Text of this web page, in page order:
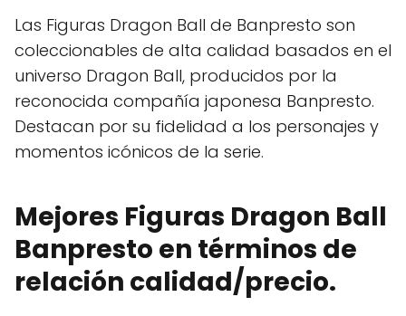
Las Figuras Dragon Ball de Banpresto son
coleccionables de alta calidad basados en el
universo Dragon Ball, producidos por la
reconocida compañía japonesa Banpresto.
Destacan por su fidelidad a los personajes y
momentos icónicos de la serie.
Mejores Figuras Dragon Ball
Banpresto en términos de
relación calidad/precio.